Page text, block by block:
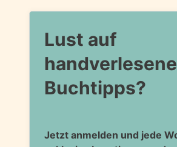
Lust auf
handverlesene
Buchtipps?